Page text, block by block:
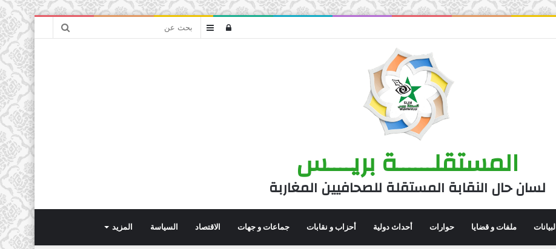
بحث
عمودتسجيل
المستقلــــــة بريــــس
لسان حال النقابة المستقلة للصحافيين المغاربة
البيانات ملفات و قضايا حوارات أحداث دولية أحزاب و نقابات جماعات و جهات الاقتصاد السياسة المزيد